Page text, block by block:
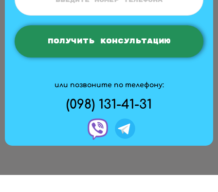
или позвоните по телефону:
(098) 131-41-31